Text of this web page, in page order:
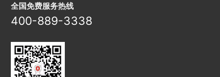
全国免费服务热线
400-889-3338